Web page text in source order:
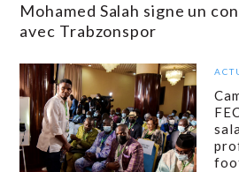
Mohamed Salah signe un
avec Trabzonspor